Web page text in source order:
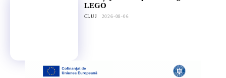
LEGO
CLUJ 2026-08-06